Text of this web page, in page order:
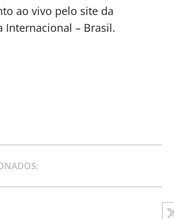
ao vivo pelo site da
Internacional – Brasil.